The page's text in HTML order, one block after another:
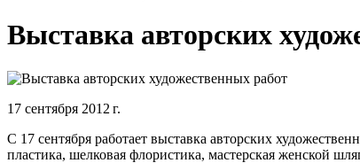
Выставка авторских
17 сентября 2012 г.
С 17 сентября работает выставка авторских
пластика, шелковая флористика, мастерская женской